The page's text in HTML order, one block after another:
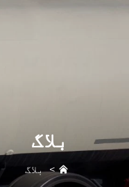
بلاگ
>بلاگ